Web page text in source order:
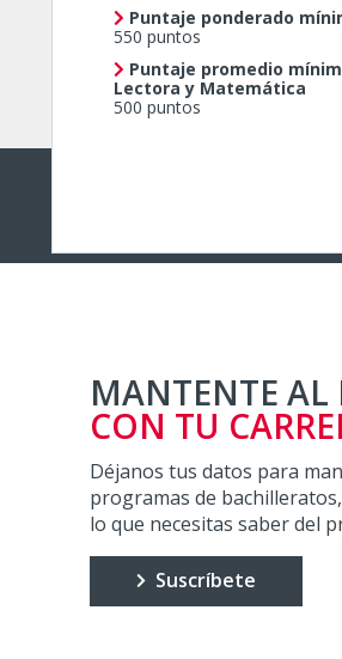
Puntaje ponderado
550 puntos
Puntaje promedio
Lectora y Matemática
500 puntos
MANTENTE AL
CON TU
Déjanos tus datos para
programas de
lo que necesitas saber del
Suscríbete